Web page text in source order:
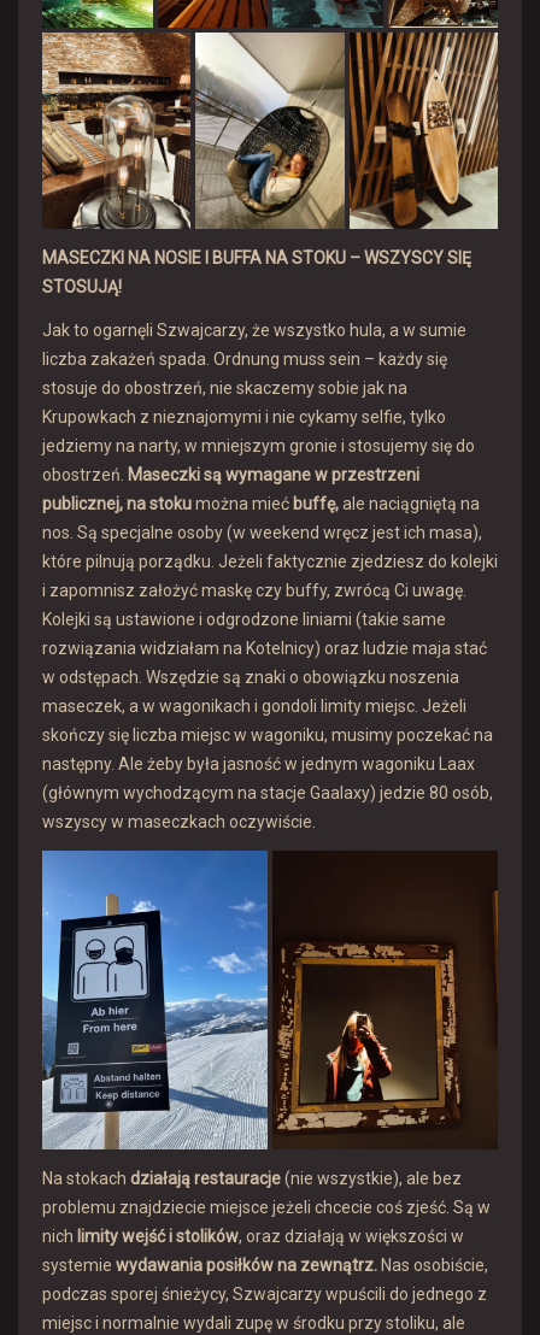
MASECZKI NA NOSIE I BUFFA NA STOKU – WSZYSCY SIĘ
STOSUJĄ!
Jak to ogarnęli Szwajcarzy, że wszystko hula, a w sumie
liczba zakażeń spada. Ordnung muss sein – każdy się
stosuje do obostrzeń, nie skaczemy sobie jak na
Krupowkach z nieznajomymi i nie cykamy selfie, tylko
jedziemy na narty, w mniejszym gronie i stosujemy się do
obostrzeń. Maseczki są wymagane w przestrzeni
publicznej, na stokumożna mieć buffę,ale naciągniętą na
nos. Są specjalne osoby (w weekend wręcz jest ich masa),
które pilnują porządku. Jeżeli faktycznie zjedziesz do kolejki
i zapomnisz założyć maskę czy buffy, zwrócą Ci uwagę.
Kolejki są ustawione i odgrodzone liniami (takie same
rozwiązania widziałam na Kotelnicy) oraz ludzie maja stać
w odstępach. Wszędzie są znaki o obowiązku noszenia
maseczek, a w wagonikach i gondoli limity miejsc. Jeżeli
skończy się liczba miejsc w wagoniku, musimy poczekać na
następny. Ale żeby była jasność w jednym wagoniku Laax
(głównym wychodzącym na stacje Gaalaxy) jedzie 80 osób,
wszyscy w maseczkach oczywiście.
Na stokach działają restauracje(nie wszystkie), ale bez
problemu znajdziecie miejsce jeżeli chcecie coś zjeść. Są w
nich limity wejść i stolików, oraz działają w większości w
systemie wydawania posiłków na zewnątrz. Nas osobiście,
podczas sporej śnieżycy, Szwajcarzy wpuścili do jednego z
miejsc i normalnie wydali zupę w środku przy stoliku, ale